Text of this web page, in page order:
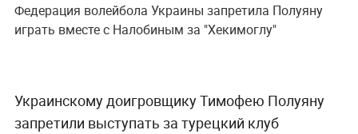
Федерация волейбола Украины запретила Полуяну
играть вместе с Налобиным за "Хекимоглу"
Украинскому доигровщику Тимофею Полуяну
запретили выступать за турецкий клуб